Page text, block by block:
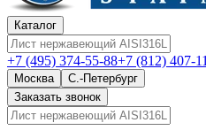
Каталог
+7 (495) 374-55-88+7 (812) 407-
Москва
С.-Петербург
Заказать звонок